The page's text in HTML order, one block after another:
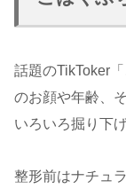
話題のTikToker
のお顔や年齢、
いろいろ掘り下
整形前はナチュ